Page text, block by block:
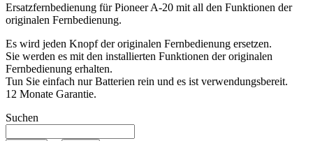
Ersatzfernbedienung fürPioneer A-20 mit all den Funktionen der
originalen Fernbedienung.
Es wird jeden Knopf der originalen Fernbedienung ersetzen.
Sie werden es mit den installierten Funktionen der originalen
Fernbedienung erhalten.
Tun Sie einfach nur Batterien rein und es ist verwendungsbereit.
12 Monate Garantie.
Suchen